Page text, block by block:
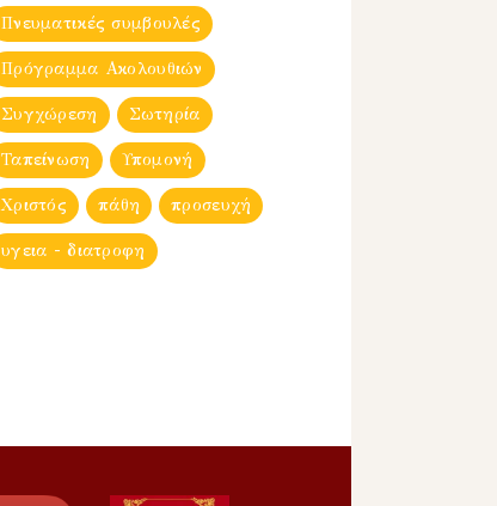
Πνευματικές συμβουλές
Πρόγραμμα Ακολουθιών
Συγχώρεση Σωτηρία
Ταπείνωση Υπομονή
Χριστός πάθη προσευχή
υγεια - διατροφη